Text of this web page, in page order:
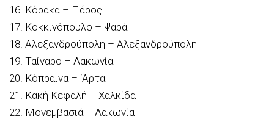
16. Κόρακα – Πάρος
17. Κοκκινόπουλο – Ψαρά
18. Αλεξανδρούπολη – Αλεξανδρούπολη
19. Ταίναρο – Λακωνία
20. Κόπραινα – ‘Αρτα
21. Κακή Κεφαλή – Χαλκίδα
22. Μονεμβασιά – Λακωνία